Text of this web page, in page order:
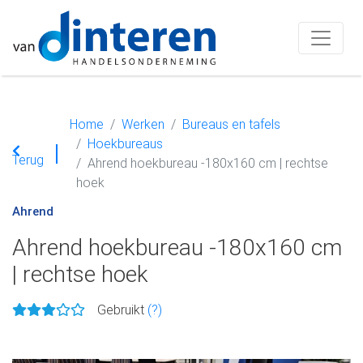
Terug
Home Werken
Bureaus en tafels
Hoekbureaus
Ahrend hoekbureau -180x160 cm | rechtse
hoek
Ahrend
Ahrend hoekbureau -180x160 cm
| rechtse hoek
Gebruikt (?)